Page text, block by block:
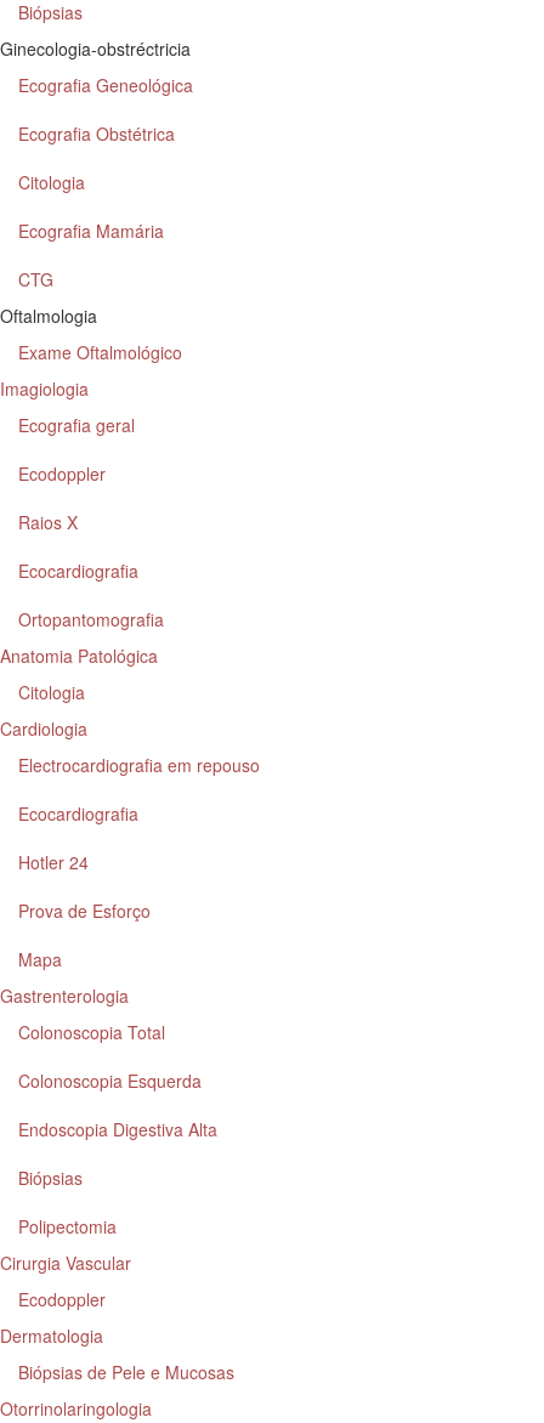
Biópsias
Ginecologia-obstréctricia
Ecografia Geneológica
Ecografia Obstétrica
Citologia
Ecografia Mamária
CTG
Oftalmologia
Exame Oftalmológico
Imagiologia
Ecografia geral
Ecodoppler
Raios X
Ecocardiografia
Ortopantomografia
Anatomia Patológica
Citologia
Cardiologia
Electrocardiografia em repouso
Ecocardiografia
Hotler 24
Prova de Esforço
Mapa
Gastrenterologia
Colonoscopia Total
Colonoscopia Esquerda
Endoscopia Digestiva Alta
Biópsias
Polipectomia
Cirurgia Vascular
Ecodoppler
Dermatologia
Biópsias de Pele e Mucosas
Otorrinolaringologia